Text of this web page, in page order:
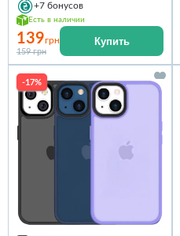
+7 бонусов
Есть в наличии
139грн
159 грн
Купить
-17%